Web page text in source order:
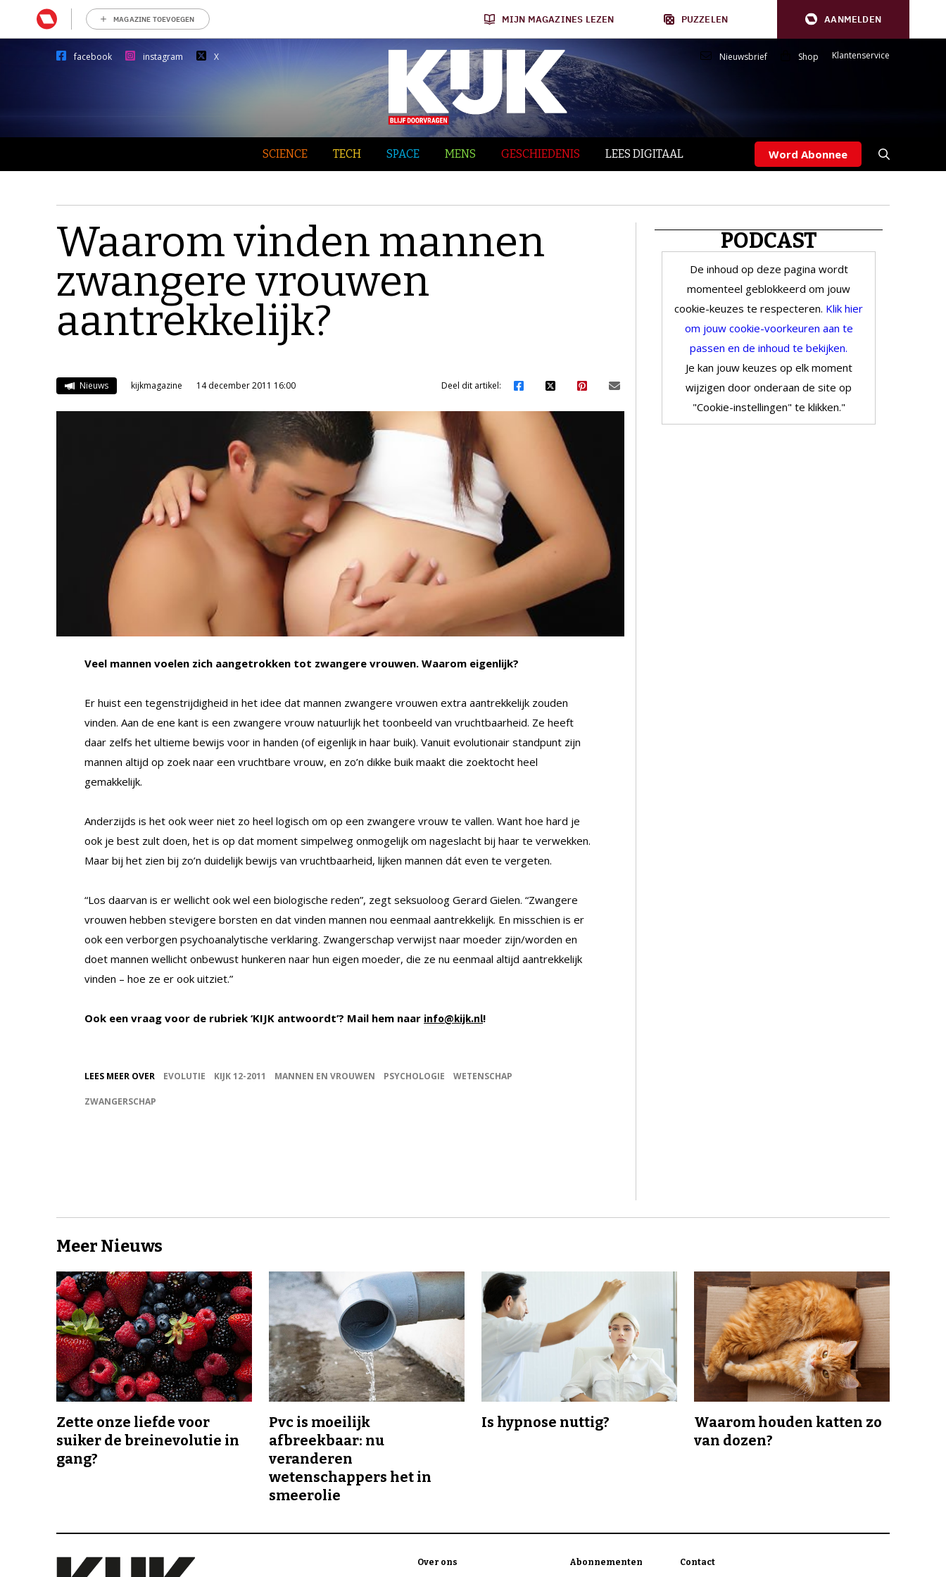
MAGAZINE TOEVOEGEN MIJN MAGAZINES LEZEN PUZZELEN AANMELDEN
facebook instagram X Nieuwsbrief Shop Klantenservice
SCIENCE TECH SPACE MENS GESCHIEDENIS LEES DIGITAAL Word Abonnee
Waarom vinden mannen
zwangere vrouwen
aantrekkelijk?
Nieuws kijkmagazine 14 december 2011 16:00 Deel dit artikel:
Veel mannen voelen zich aangetrokken tot zwangere vrouwen. Waarom eigenlijk?
Er huist een tegenstrijdigheid in het idee dat mannen zwangere vrouwen extra aantrekkelijk zouden
vinden. Aan de ene kant is een zwangere vrouw natuurlijk het toonbeeld van vruchtbaarheid. Ze heeft
daar zelfs het ultieme bewijs voor in handen (of eigenlijk in haar buik). Vanuit evolutionair standpunt zijn
mannen altijd op zoek naar een vruchtbare vrouw, en zo’n dikke buik maakt die zoektocht heel
gemakkelijk.
Anderzijds is het ook weer niet zo heel logisch om op een zwangere vrouw te vallen. Want hoe hard je
ook je best zult doen, het is op dat moment simpelweg onmogelijk om nageslacht bij haar te verwekken.
Maar bij het zien bij zo’n duidelijk bewijs van vruchtbaarheid, lijken mannen dát even te vergeten.
“Los daarvan is er wellicht ook wel een biologische reden”, zegt seksuoloog Gerard Gielen. “Zwangere
vrouwen hebben stevigere borsten en dat vinden mannen nou eenmaal aantrekkelijk. En misschien is er
ook een verborgen psychoanalytische verklaring. Zwangerschap verwijst naar moeder zijn/worden en
doet mannen wellicht onbewust hunkeren naar hun eigen moeder, die ze nu eenmaal altijd aantrekkelijk
vinden – hoe ze er ook uitziet.”
Ook een vraag voor de rubriek ‘KIJK antwoordt’? Mail hem naar info@kijk.nl!
LEES MEER OVER EVOLUTIE KIJK 12-2011 MANNEN EN VROUWEN PSYCHOLOGIE WETENSCHAP
ZWANGERSCHAP
PODCAST
De inhoud op deze pagina wordt
momenteel geblokkeerd om jouw
cookie-keuzes te respecteren. Klik hier
om jouw cookie-voorkeuren aan te
passen en de inhoud te bekijken.
Je kan jouw keuzes op elk moment
wijzigen door onderaan de site op
"Cookie-instellingen" te klikken."
Meer Nieuws
Zette onze liefde voor
suiker de breinevolutie in
gang?
Pvc is moeilijk
afbreekbaar: nu
veranderen
wetenschappers het in
smeerolie
Is hypnose nuttig?
Waarom houden katten zo
van dozen?
Over ons Abonnementen Contact